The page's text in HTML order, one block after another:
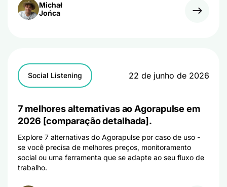
Michał
Jońca
Social Listening 22 de junho de 2026
7 melhores alternativas ao Agorapulse em
2026 [comparação detalhada].
Explore 7 alternativas do Agorapulse por caso de uso -
se você precisa de melhores preços, monitoramento
social ou uma ferramenta que se adapte ao seu fluxo de
trabalho.